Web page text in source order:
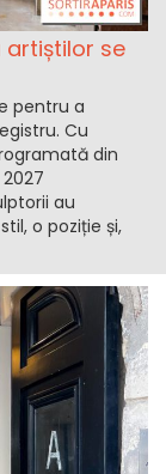
artiștilor se
pentru a
Cu
din
au
o poziție și,